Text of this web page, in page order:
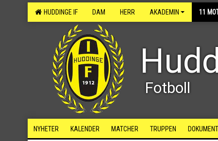
HUDDINGE IF DAM HERR AKADEMIN 11
Fotboll
NYHETER KALENDER MATCHER TRUPPEN DOKUMENT